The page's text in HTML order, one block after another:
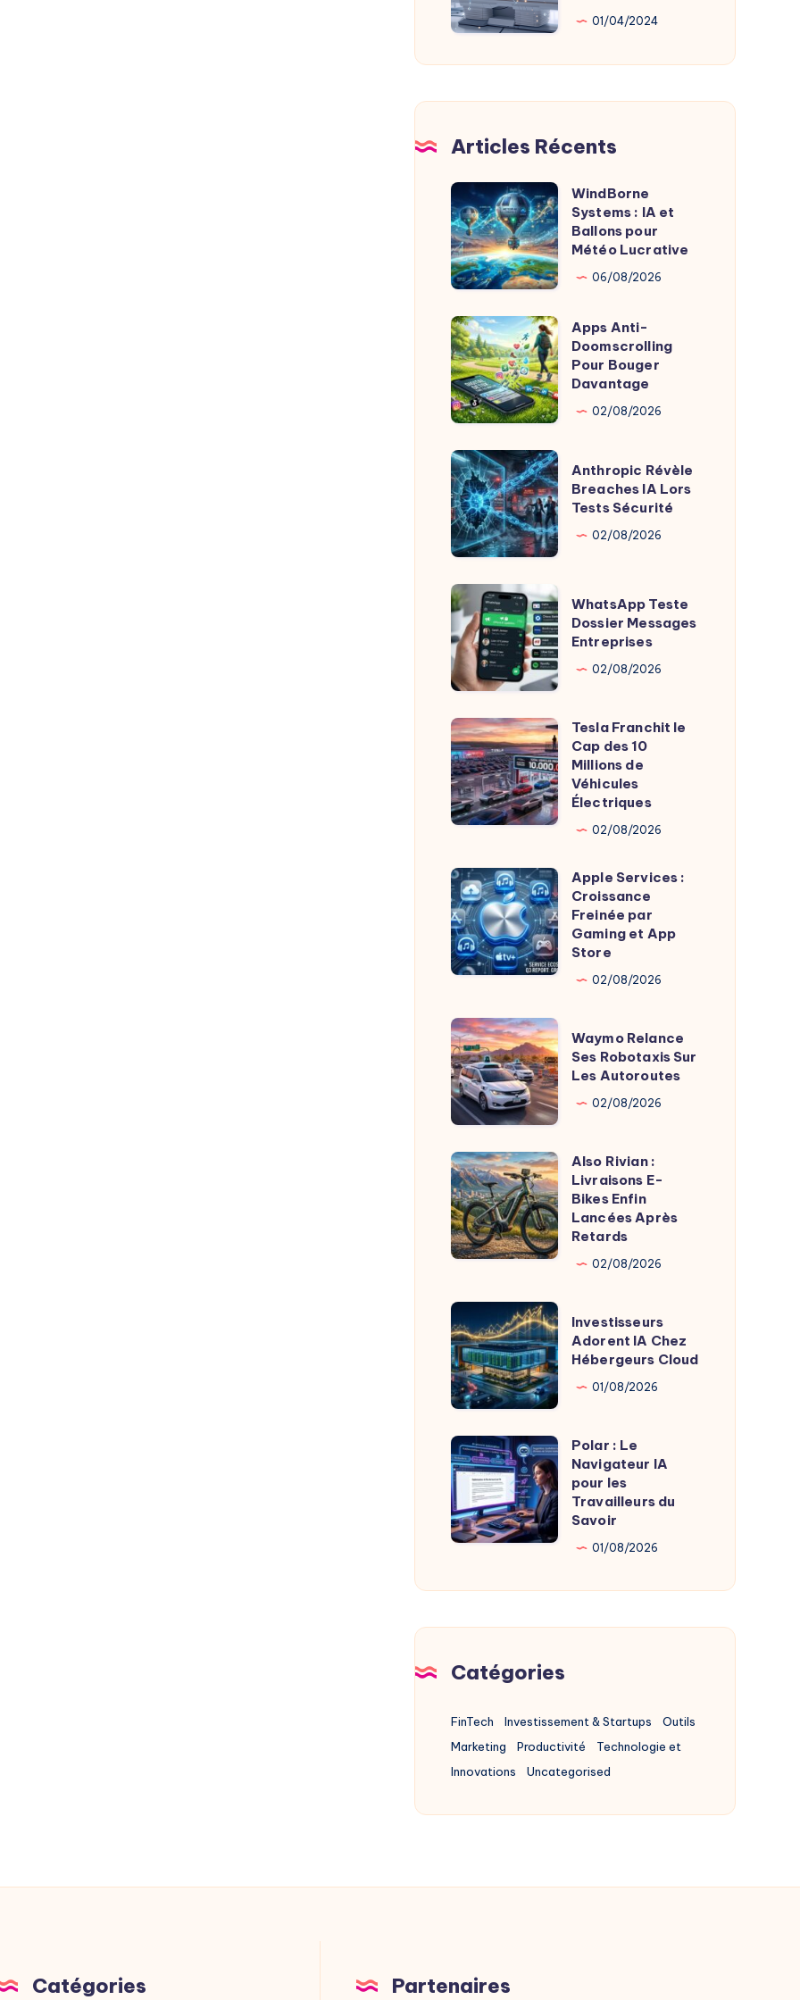
Au
Service
De
01/04/2024
Articles Récents
WindBorne
Systems
:
IA
et
Ballons
pour
Météo
Lucrative
WindBorne
Systems : IA et
Ballons pour
Météo Lucrative
06/08/2026
Apps
Anti-
Doomscrolling
Pour
Bouger
Davantage
Apps Anti-
Doomscrolling
Pour Bouger
Davantage
02/08/2026
Anthropic
Révèle
Breaches
IA
Lors
Tests
Sécurité
Anthropic Révèle
Breaches IA Lors
Tests Sécurité
02/08/2026
WhatsApp
Teste
Dossier
Messages
Entreprises
WhatsApp Teste
Dossier Messages
Entreprises
02/08/2026
Tesla
Franchit
le
Cap
des
Millions
de
Véhicules
Électriques
Tesla Franchit le
Cap des 10
Millions de
Véhicules
Électriques
02/08/2026
Apple
Services
:
Croissance
Freinée
Gaming
et
App
Store
Apple Services :
Croissance
Freinée par
Gaming et App
Store
02/08/2026
Waymo
Relance
Ses
Robotaxis
Sur
Les
Autoroutes
Waymo Relance
Ses Robotaxis Sur
Les Autoroutes
02/08/2026
Also
Rivian
:
Livraisons
E-
Enfin
Lancées
Après
Retards
Also Rivian :
Livraisons E-
Bikes Enfin
Lancées Après
Retards
02/08/2026
Investisseurs
Adorent
IA
Chez
Hébergeurs
Cloud
Investisseurs
Adorent IA Chez
Hébergeurs Cloud
01/08/2026
Polar
:
Le
Navigateur
IA
Travailleurs
Savoir
Polar : Le
Navigateur IA
pour les
Travailleurs du
Savoir
01/08/2026
Catégories
FinTech Investissement & Startups
Outils
Marketing
Productivité
Technologie et
Innovations
Uncategorised
Catégories Partenaires